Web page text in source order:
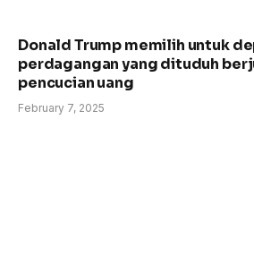
Donald Trump memilih untuk
perdagangan yang dituduh
pencucian uang
February 7, 2025